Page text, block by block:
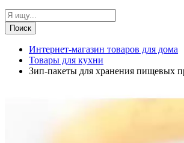
Поиск
Интернет-магазин товаров для дома
Товары для кухни
Зип-пакеты для хранения пищевых